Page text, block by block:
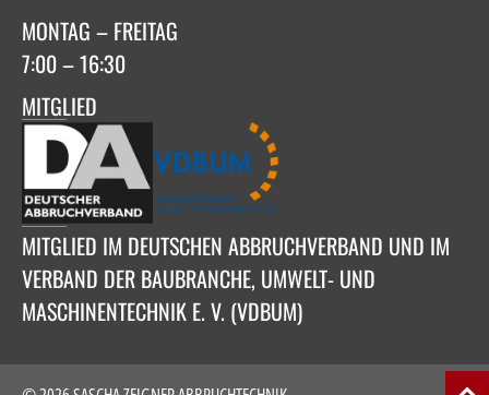
MONTAG – FREITAG
7:00 – 16:30
MITGLIED
MITGLIED IM DEUTSCHEN ABBRUCHVERBAND UND IM
VERBAND DER BAUBRANCHE, UMWELT- UND
MASCHINENTECHNIK E. V. (VDBUM)